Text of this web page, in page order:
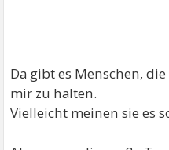
Da gibt es Menschen,
mir zu halten.
Vielleicht meinen sie es